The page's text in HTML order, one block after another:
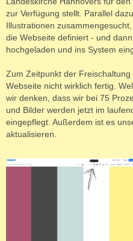
zur Verfügung stellt. Parallel
Illustrationen
die Webseite definiert - und
hochgeladen und ins System
Zum Zeitpunkt der
Webseite nicht wirklich fertig.
wir denken, dass wir bei 75
und Bilder werden jetzt im
eingepflegt. Außerdem ist es
aktualisieren.